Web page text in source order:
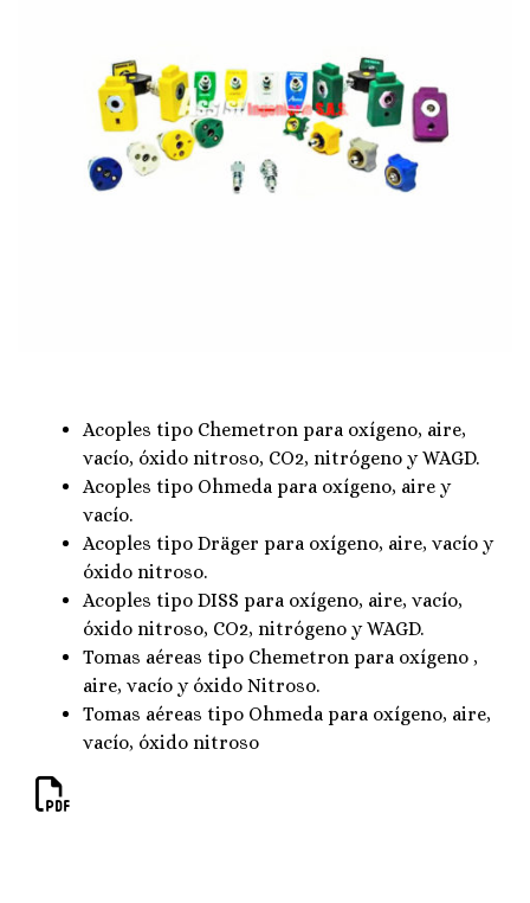
Acoples tipo Chemetron para oxígeno, aire,
vacío, óxido nitroso, CO2, nitrógeno y WAGD.
Acoples tipo Ohmeda para oxígeno, aire y
vacío.
Acoples tipo Dräger para oxígeno, aire, vacío y
óxido nitroso.
Acoples tipo DISS para oxígeno, aire, vacío,
óxido nitroso, CO2, nitrógeno y WAGD.
Tomas aéreas tipo Chemetron para oxígeno ,
aire, vacío y óxido Nitroso.
Tomas aéreas tipo Ohmeda para oxígeno, aire,
vacío, óxido nitroso